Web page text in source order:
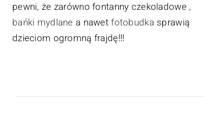
pewni, że zarówno fontanny czekoladowe ,
bańki mydlane a nawetfotobudka sprawią
dzieciom ogromną frajdę!!!